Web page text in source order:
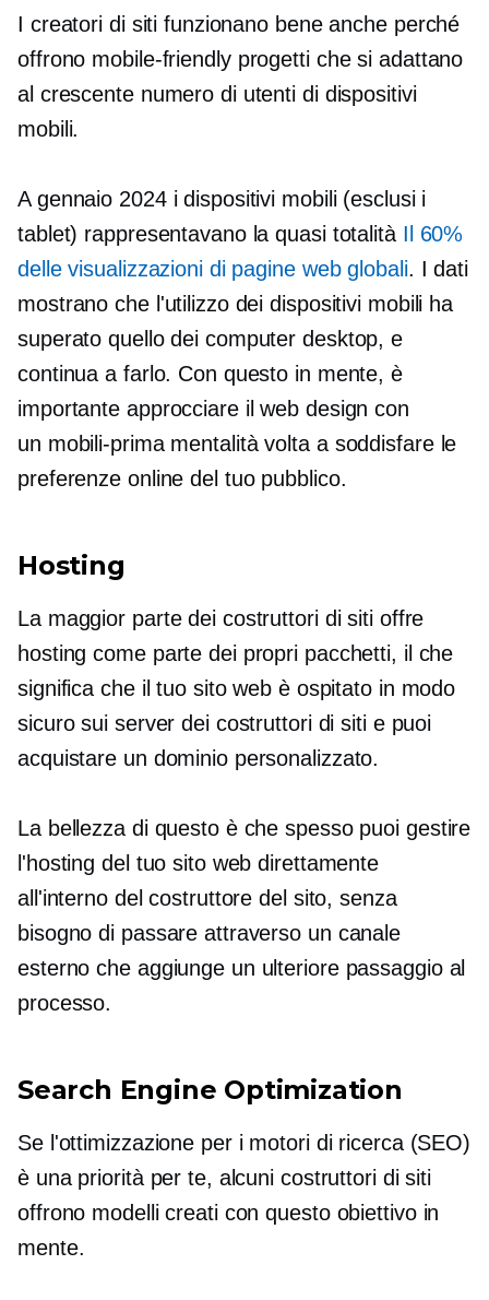
I creatori di siti funzionano bene anche perché
offrono mobile-friendlyprogetti che si adattano
al crescente numero di utenti di dispositivi
mobili.
A gennaio 2024 i dispositivi mobili (esclusi i
tablet) rappresentavano la quasi totalità Il 60%
delle visualizzazioni di pagine web globali. I dati
mostrano che l'utilizzo dei dispositivi mobili ha
superato quello dei computer desktop, e
continua a farlo. Con questo in mente, è
importante approcciare il web design con
un mobili-primamentalità volta a soddisfare le
preferenze online del tuo pubblico.
Hosting
La maggior parte dei costruttori di siti offre
hosting come parte dei propri pacchetti, il che
significa che il tuo sito web è ospitato in modo
sicuro sui server dei costruttori di siti e puoi
acquistare un dominio personalizzato.
La bellezza di questo è che spesso puoi gestire
l'hosting del tuo sito web direttamente
all'interno del costruttore del sito, senza
bisogno di passare attraverso un canale
esterno che aggiunge un ulteriore passaggio al
processo.
Search Engine Optimization
Se l'ottimizzazione per i motori di ricerca (SEO)
è una priorità per te, alcuni costruttori di siti
offrono modelli creati con questo obiettivo in
mente.